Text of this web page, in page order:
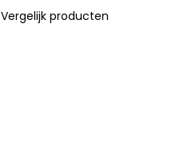
Vergelijk producten